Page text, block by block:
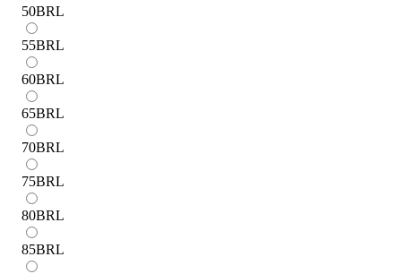
50BRL
55BRL
60BRL
65BRL
70BRL
75BRL
80BRL
85BRL